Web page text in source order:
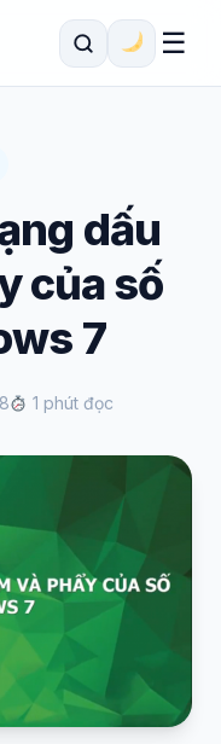
☰
dấu
của số
7
1 phút đọc